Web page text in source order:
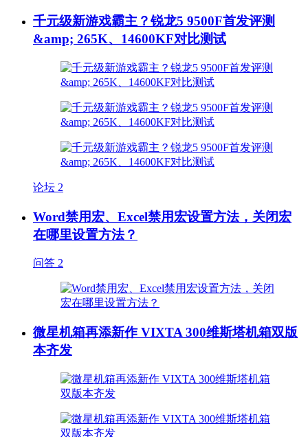
千元级新游戏霸主？锐龙5 9500F首发评测
&amp; 265K、14600KF对比测试
论坛 2
Word禁用宏、Excel禁用宏设置方法，关闭宏
在哪里设置方法？
问答 2
微星机箱再添新作 VIXTA 300维斯塔机箱双版
本齐发